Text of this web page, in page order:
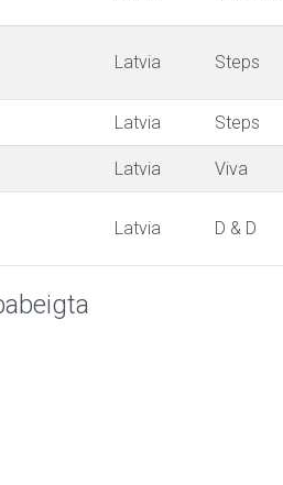
Latvia Steps
Latvia Steps
Latvia Viva
Latvia D & D